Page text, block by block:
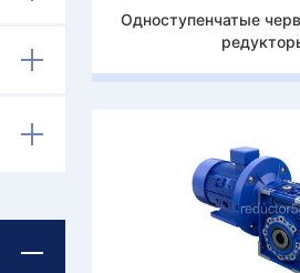
Одноступенчатые